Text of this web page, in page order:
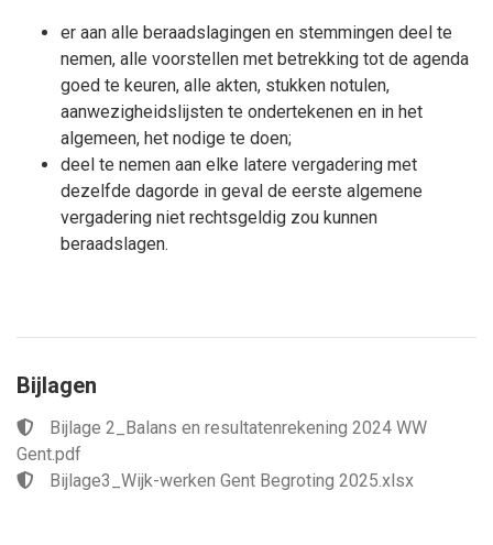
er aan alle beraadslagingen en stemmingen deel te
nemen, alle voorstellen met betrekking tot de agenda
goed te keuren, alle akten, stukken notulen,
aanwezigheidslijsten te ondertekenen en in het
algemeen, het nodige te doen;
deel te nemen aan elke latere vergadering met
dezelfde dagorde in geval de eerste algemene
vergadering niet rechtsgeldig zou kunnen
beraadslagen.
Bijlagen
Bijlage 2_Balans en resultatenrekening 2024 WW
Gent.pdf
Bijlage3_Wijk-werken Gent Begroting 2025.xlsx